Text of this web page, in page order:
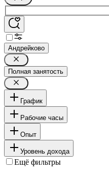
Андрейково
Полная занятость
График
Рабочие часы
Опыт
Уровень дохода
Ещё фильтры